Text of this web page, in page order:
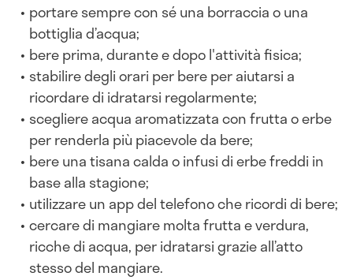
portare sempre con sé una borraccia o una
bottiglia d’acqua;
bere prima, durante e dopo l'attività fisica;
stabilire degli orari per bere per aiutarsi a
ricordare di idratarsi regolarmente;
scegliere acqua aromatizzata con frutta o erbe
per renderla più piacevole da bere;
bere una tisana calda o infusi di erbe freddi in
base alla stagione;
utilizzare un app del telefono che ricordi di bere;
cercare di mangiare molta frutta e verdura,
ricche di acqua, per idratarsi grazie all’atto
stesso del mangiare.